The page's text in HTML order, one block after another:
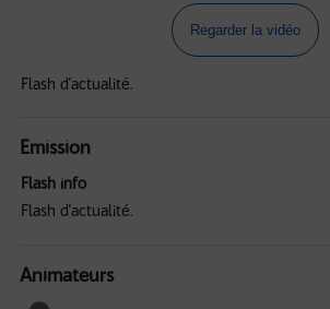
Regarder la vidéo
Flash d'actualité.
Emission
Flash info
Flash d'actualité.
Animateurs